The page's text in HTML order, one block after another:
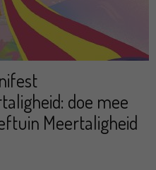
doe mee
Meertaligheid